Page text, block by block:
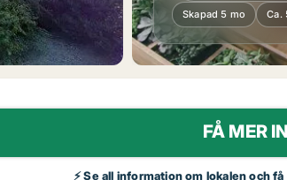
Skapad 5 mo Ca.
FÅ MER
⚡ Se all information om lokalen och